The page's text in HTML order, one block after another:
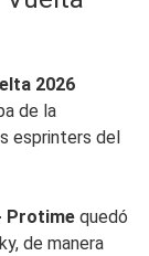
2026
de la
esprinters del
Protime quedó
de manera